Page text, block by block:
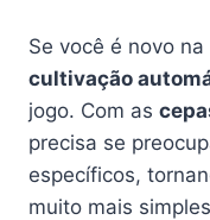
Se você é novo
cultivação
jogo. Com as
precisa se
específicos,
muito mais